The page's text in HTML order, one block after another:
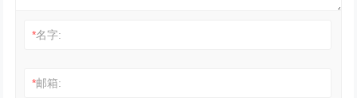
*名字:
*邮箱: